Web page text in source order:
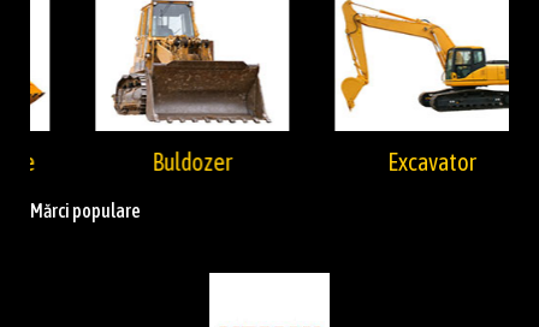
Buldozer Excavator
Mărci populare